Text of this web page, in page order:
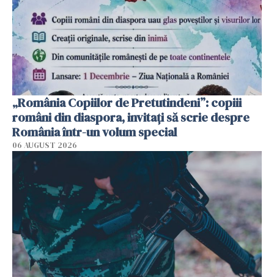
„România Copiilor de Pretutindeni”: copiii
români din diaspora, invitați să scrie despre
România într-un volum special
06 AUGUST 2026